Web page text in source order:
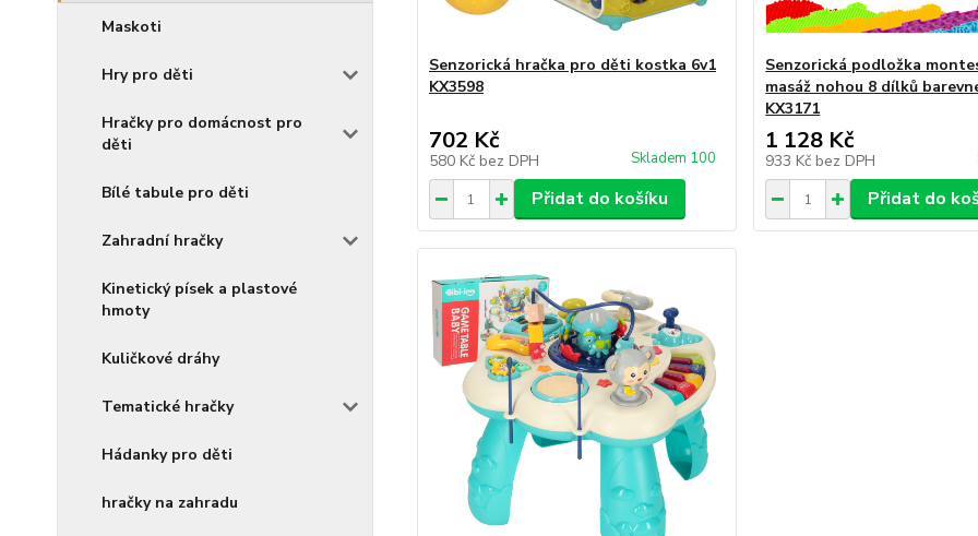
Maskoti
Hry pro děti
Hračky pro domácnost pro
děti
Bílé tabule pro děti
Zahradní hračky
Kinetický písek a plastové
hmoty
Kuličkové dráhy
Tematické hračky
Hádanky pro děti
hračky na zahradu
Senzorická hračka pro děti kostka 6v1
KX3598
702 Kč
580 Kč bez DPH Skladem 100
Přidat do košíku
Senzorická podložka
masáž nohou 8 dílků
KX3171
1 128 Kč
933 Kč bez DPH
Přidat do